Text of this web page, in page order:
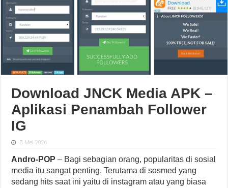
Download JNCK Media APK –
Aplikasi Penambah Follower
IG
8 Mei 2026
Andro-POP – Bagi sebagian orang, popularitas di sosial
media itu sangat penting. Terutama di sosmed yang
sedang hits saat ini yaitu di instagram atau yang biasa